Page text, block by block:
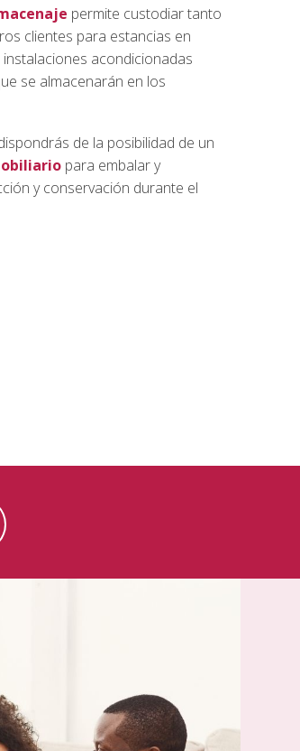
permite custodiar tanto
clientes para estancias en
acondicionadas
se almacenarán en los
de la posibilidad de un
para embalar y
y conservación durante el